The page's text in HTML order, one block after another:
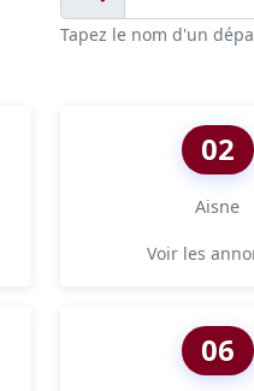
Tapez le nom d'un
02
Aisne
Voir les
06